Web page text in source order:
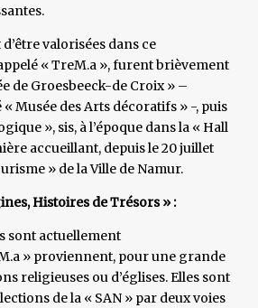
valorisées dans ce
« TreM.a », furent brièvement
de Groesbeeck-de Croix » –
Musée des Arts décoratifs » -, puis
», sis, à l’époque dans la « Hall
accueillant, depuis le 20 juillet
» de la Ville de Namur.
Histoires de Trésors » :
sont actuellement
» proviennent, pour une grande
religieuses ou d’églises. Elles sont
de la « SAN » par deux voies